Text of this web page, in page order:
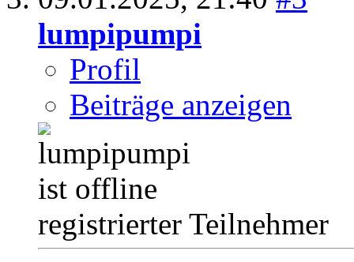
lumpipumpi
Profil
Beiträge anzeigen
registrierter Teilnehmer